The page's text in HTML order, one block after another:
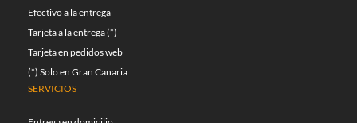
Efectivo a la entrega
Tarjeta a la entrega (*)
Tarjeta en pedidos web
(*) Solo en Gran Canaria
SERVICIOS